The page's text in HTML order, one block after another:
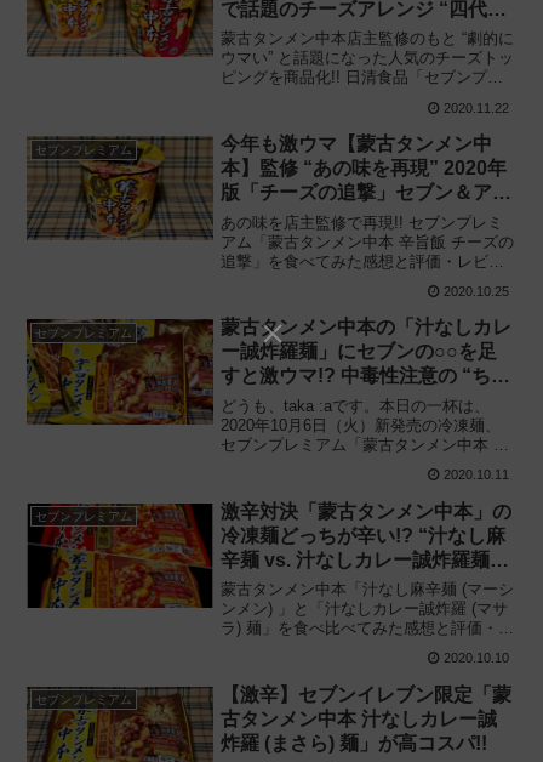
で話題のチーズアレンジ “四代
目” 降臨!!
蒙古タンメン中本店主監修のもと “劇的に
ウマい” と話題になった人気のチーズトッ
ピングを商品化!! 日清食品「セブンプレ
撃 コク旨味噌」2020年版 (四代目) を食べ
てみた感想と評価・レビューです。
2020.11.22
セブンプレミアム
今年も激ウマ【蒙古タンメン中
本】監修 “あの味を再現” 2020年
版「チーズの追撃」セブン＆アイ
限定発売!!
あの味を店主監修で再現!! セブンプレミ
アム「蒙古タンメン中本 辛旨飯 チーズの
追撃」を食べてみた感想と評価・レビュ
メンにチーズを入れるネットで話題の食
べ方を公式がカップメシにアレンジ!!
2020.10.25
セブンプレミアム
蒙古タンメン中本の「汁なしカレ
ー誠炸羅麺」にセブンの○○を足
すと激ウマ!? 中毒性注意の “ちょ
い足しアレンジ3選” 紹介!!
どうも、taka :aです。本日の一杯は、
2020年10月6日（火）新発売の冷凍麺、
セブンプレミアム「蒙古タンメン中本 汁
セブンイレブンで完結!! 蒙古タンメン中
本の「汁なしカレー誠炸羅麺」にセブン
の○○...
2020.10.11
セブンプレミアム
激辛対決「蒙古タンメン中本」の
冷凍麺どっちが辛い!? “汁なし麻
辛麺 vs. 汁なしカレー誠炸羅麺”
徹底比較!!
蒙古タンメン中本「汁なし麻辛麺 (マーシ
ンメン) 」と「汁なしカレー誠炸羅 (マサ
ラ) 麺」を食べ比べてみた感想と評価・レ
ビューです。どっちが辛い!? セブンイレ
ブンで買える激辛の汁なし冷凍麺 “麻辛
麺” と “誠炸羅麺” を徹底比較!!
2020.10.10
セブンプレミアム
【激辛】セブンイレブン限定「蒙
古タンメン中本 汁なしカレー誠
炸羅 (まさら) 麺」が高コスパ!!